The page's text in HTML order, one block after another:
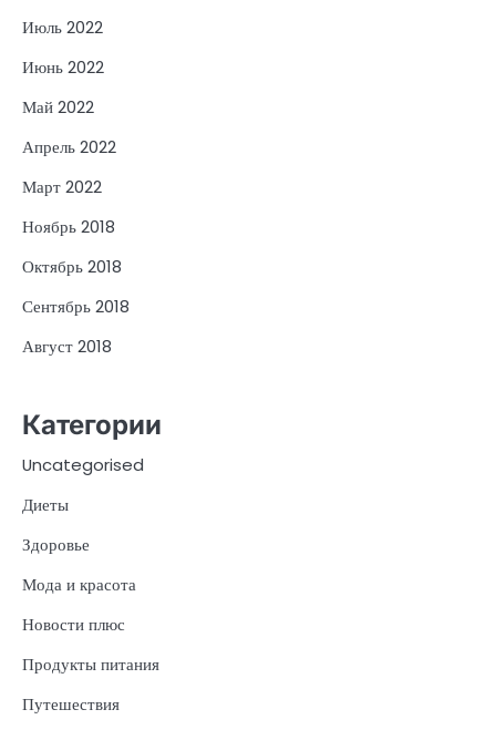
Июль 2022
Июнь 2022
Май 2022
Апрель 2022
Март 2022
Ноябрь 2018
Октябрь 2018
Сентябрь 2018
Август 2018
Категории
Uncategorised
Диеты
Здоровье
Мода и красота
Новости плюс
Продукты питания
Путешествия